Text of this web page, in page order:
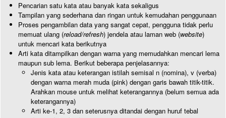
Pencarian satu kata atau banyak kata sekaligus
Tampilan yang sederhana dan ringan untuk kemudahan penggunaan
Proses pengambilan data yang sangat cepat, pengguna tidak perlu
memuat ulang (reload/refresh) jendela atau laman web (website)
untuk mencari kata berikutnya
Arti kata ditampilkan dengan warna yang memudahkan mencari lema
maupun sub lema. Berikut beberapa penjelasannya:
Jenis kata atau keterangan istilah semisal n (nomina), v (verba)
dengan warna merah muda (pink) dengan garis bawah titik-titik.
Arahkan mouse untuk melihat keterangannya (belum semua ada
keterangannya)
Arti ke-1, 2, 3 dan seterusnya ditandai dengan huruf tebal